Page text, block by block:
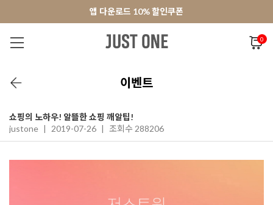
앱 다운로드 10% 할인쿠폰
회원가입 쿠폰 3000원
앱 다운로드 10% 할인쿠폰
0
이벤트
쇼핑의 노하우! 알뜰한 쇼핑 깨알팁!
justone | 2019-07-26 | 조회수 288206